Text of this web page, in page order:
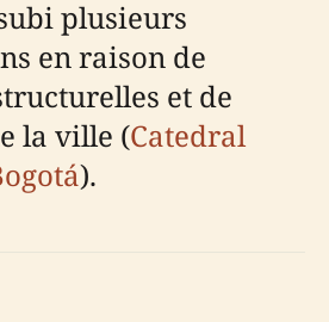
plusieurs
en raison de
et de
la ville (Catedral
).